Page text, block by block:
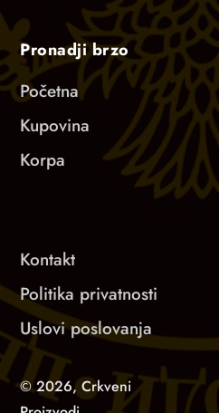
Pronadji brzo
Početna
Kupovina
Korpa
Kontakt
Politika privatnosti
Uslovi poslovanja
© 2026,Crkveni